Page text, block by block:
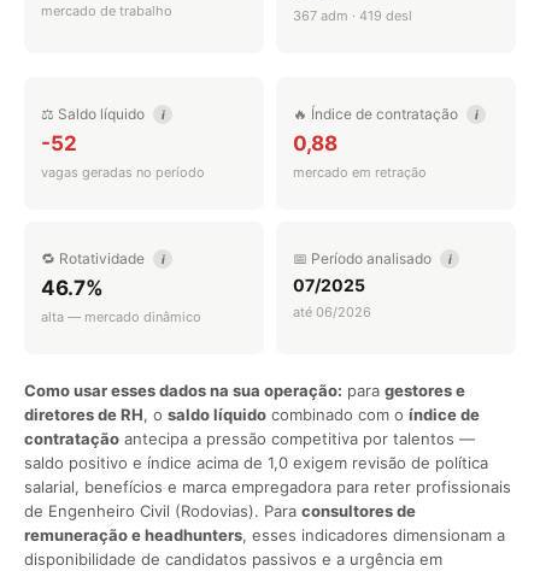
mercado de trabalho 367 adm · 419 desl
⚖️ Saldo líquido i
-52
vagas geradas no período
🔥 Índice de contratação i
0,88
mercado em retração
🔁 Rotatividade i
46.7%
alta — mercado dinâmico
📅 Período analisado i
07/2025
até 06/2026
Como usar esses dados na sua operação: para gestores e
diretores de RH, o saldo líquido combinado com o índice de
contratação antecipa a pressão competitiva por talentos —
saldo positivo e índice acima de 1,0 exigem revisão de política
salarial, benefícios e marca empregadora para reter profissionais
de Engenheiro Civil (Rodovias). Para consultores de
remuneração e headhunters, esses indicadores dimensionam a
disponibilidade de candidatos passivos e a urgência em